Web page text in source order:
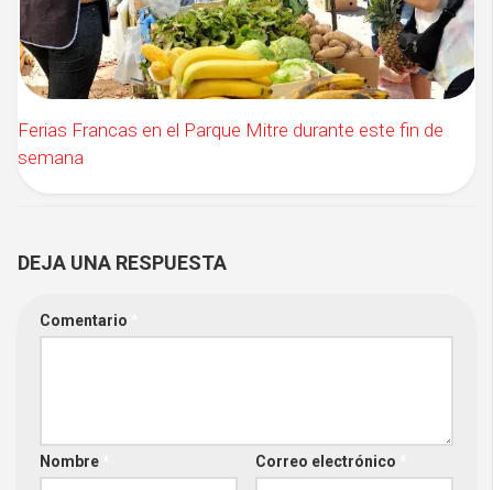
Ferias Francas en el Parque Mitre durante este fin de
semana
DEJA UNA RESPUESTA
Comentario
Nombre Correo electrónico